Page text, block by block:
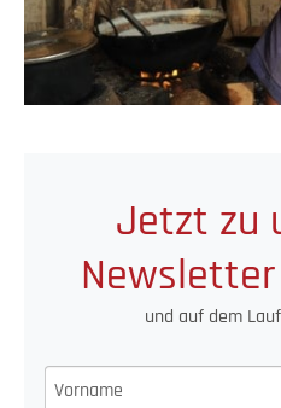
Jetzt zu
und auf dem